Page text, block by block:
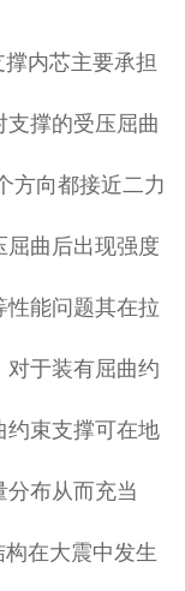
内芯主要承担
撑的受压屈曲
方向都接近二力
屈曲后出现强度
性能问题其在拉
对于装有屈曲约
约束支撑可在地
分布从而充当
在大震中发生